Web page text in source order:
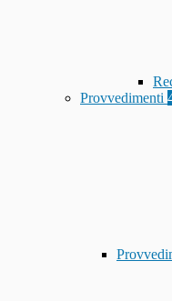
Provvedimenti